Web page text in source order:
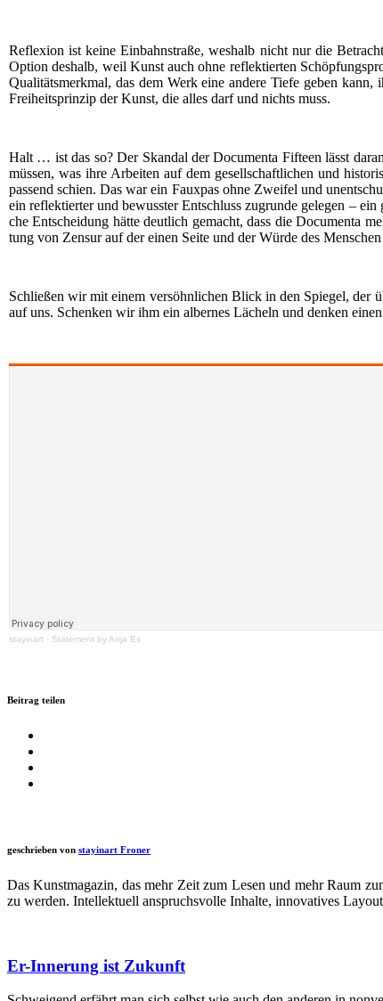
Refle­xi­on ist kei­ne Ein­bahn­stra­ße, wes­halb nicht nur die
Opti­on des­halb, weil Kunst auch ohne reflek­tier­ten
Qua­li­täts­merk­mal, das dem Werk eine ande­re Tie­fe geben
Frei­heits­prin­zip der Kunst, die alles darf und nichts muss.
Halt … ist das so? Der Skan­dal der Docu­men­ta Fif­teen lässt
müs­sen, was ihre Arbei­ten auf dem gesell­schaft­li­chen und
pas­send schien. Das war ein Faux­pas ohne Zwei­fel und
ein reflek­tier­ter und bewuss­ter Ent­schluss zugrun­de gele­gen –
che Ent­schei­dung hät­te deut­lich gemacht, dass die Docu­men­ta
tung von Zen­sur auf der einen Sei­te und der Wür­de des
Schlie­ßen wir mit einem ver­söhn­li­chen Blick in den Spie­gel, der
auf uns. Schen­ken wir ihm ein alber­nes Lächeln und den­ken
stay­in­art · State­ment by Anja Es
Beitrag teilen
geschrieben von stayinart Froner
Das Kunstmagazin, das mehr Zeit zum Lesen und mehr Raum
zu werden. Intellektuell anspruchsvolle Inhalte, innovatives
Er-Innerung ist Zukunft